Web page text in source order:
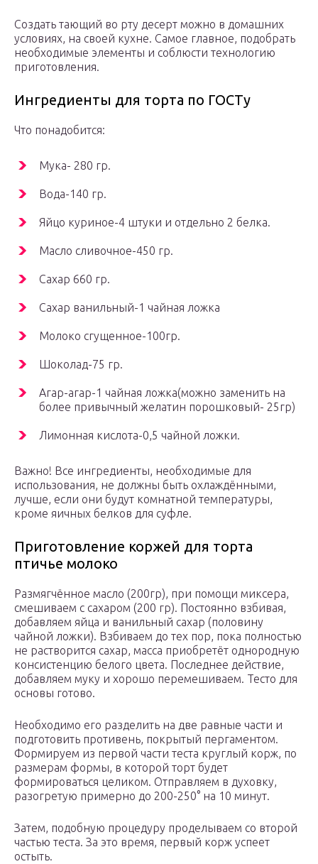
Создать тающий во рту десерт можно в домашних
условиях, на своей кухне. Самое главное, подобрать
необходимые элементы и соблюсти технологию
приготовления.
Ингредиенты для торта по ГОСТу
Что понадобится:
Мука- 280 гр.
Вода-140 гр.
Яйцо куриное-4 штуки и отдельно 2 белка.
Масло сливочное-450 гр.
Сахар 660 гр.
Сахар ванильный-1 чайная ложка
Молоко сгущенное-100гр.
Шоколад-75 гр.
Агар-агар-1 чайная ложка(можно заменить на
более привычный желатин порошковый- 25гр)
Лимонная кислота-0,5 чайной ложки.
Важно! Все ингредиенты, необходимые для
использования, не должны быть охлаждёнными,
лучше, если они будут комнатной температуры,
кроме яичных белков для суфле.
Приготовление коржей для торта
птичье молоко
Размягчённое масло (200гр), при помощи миксера,
смешиваем с сахаром (200 гр). Постоянно взбивая,
добавляем яйца и ванильный сахар (половину
чайной ложки). Взбиваем до тех пор, пока полностью
не растворится сахар, масса приобретёт однородную
консистенцию белого цвета. Последнее действие,
добавляем муку и хорошо перемешиваем. Тесто для
основы готово.
Необходимо его разделить на две равные части и
подготовить противень, покрытый пергаментом.
Формируем из первой части теста круглый корж, по
размерам формы, в которой торт будет
формироваться целиком. Отправляем в духовку,
разогретую примерно до 200-250° на 10 минут.
Затем, подобную процедуру проделываем со второй
частью теста. За это время, первый корж успеет
остыть.